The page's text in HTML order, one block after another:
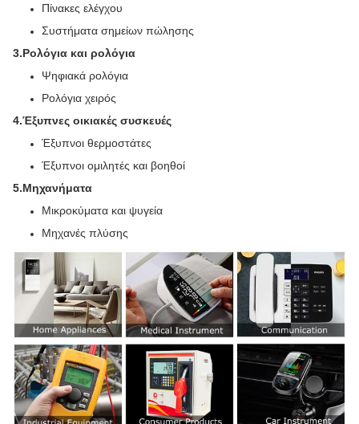
Πίνακες ελέγχου
Συστήματα σημείων πώλησης
3.Ρολόγια και ρολόγια
Ψηφιακά ρολόγια
Ρολόγια χειρός
4.Έξυπνες οικιακές συσκευές
Έξυπνοι θερμοστάτες
Έξυπνοι ομιλητές και βοηθοί
5.Μηχανήματα
Μικροκύματα και ψυγεία
Μηχανές πλύσης